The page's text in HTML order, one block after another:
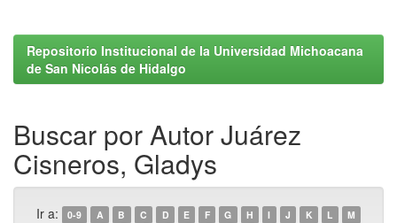
Repositorio Institucional de la Universidad Michoacana
de San Nicolás de Hidalgo
Buscar por Autor Juárez
Cisneros, Gladys
Ir a: 0-9 A B C D E F G H I J K L
M